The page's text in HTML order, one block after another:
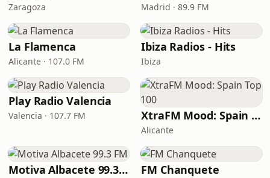
Zaragoza Madrid · 89.9 FM
La Flamenca
Alicante · 107.0 FM
Ibiza Radios - Hits
Ibiza
Play Radio Valencia
Valencia · 107.7 FM XtraFM Mood: Spain Top 100
Alicante
Motiva Albacete 99.3 FM FM Chanquete